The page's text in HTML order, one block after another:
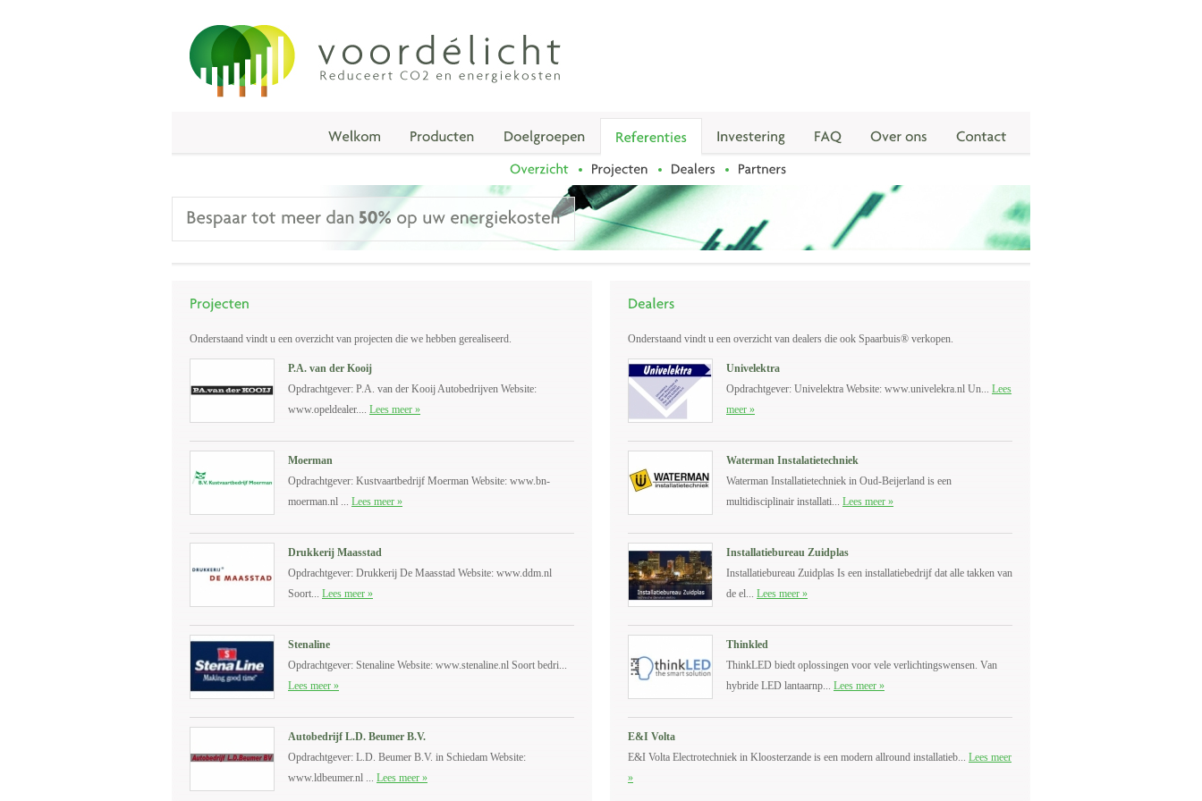
Onderstaand vindt u een overzicht van projecten die we hebben gerealiseerd.
P.A. van der Kooij
Opdrachtgever: P.A. van der Kooij Autobedrijven Website:
www.opeldealer.... Lees meer »
Moerman
Opdrachtgever: Kustvaartbedrijf Moerman Website: www.bn-
moerman.nl ... Lees meer »
Drukkerij Maasstad
Opdrachtgever: Drukkerij De Maasstad Website: www.ddm.nl
Soort... Lees meer »
Stenaline
Opdrachtgever: Stenaline Website: www.stenaline.nl Soort bedri...
Lees meer »
Autobedrijf L.D. Beumer B.V.
Opdrachtgever: L.D. Beumer B.V. in Schiedam Website:
www.ldbeumer.nl ... Lees meer »
Onderstaand vindt u een overzicht van dealers die ook Spaarbuis® verkopen.
Univelektra
Opdrachtgever: Univelektra Website: www.univelekra.nl Un... Lees
meer »
Waterman Instalatietechniek
Waterman Installatietechniek in Oud-Beijerland is een
multidisciplinair installati... Lees meer »
Installatiebureau Zuidplas
Installatiebureau Zuidplas Is een installatiebedrijf dat alle takken van
de el... Lees meer »
Thinkled
ThinkLED biedt oplossingen voor vele verlichtingswensen. Van
hybride LED lantaarnp... Lees meer »
E&I Volta
E&I Volta Electrotechniek in Kloosterzande is een modern allround installatieb... Lees meer
»